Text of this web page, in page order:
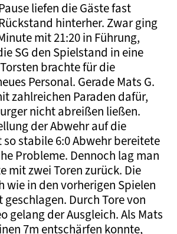
liefen die Gäste fast
hinterher. Zwar ging
mit 21:20 in Führung,
SG den Spielstand in eine
brachte für die
Personal. Gerade Mats G.
zahlreichen Paraden dafür,
nicht abreißen ließen.
der Abwehr auf die
stabile 6:0 Abwehr bereitete
Probleme. Dennoch lag man
mit zwei Toren zurück. Die
wie in den vorherigen Spielen
Durch Tore von
gelang der Ausgleich. Als Mats
7m entschärfen konnte,